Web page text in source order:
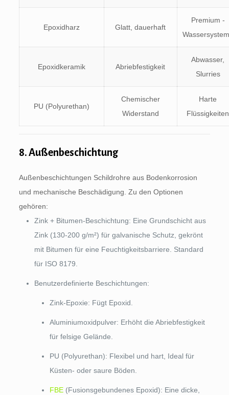
Epoxidharz Glatt, dauerhaft
Premium -
Epoxidkeramik Abriebfestigkeit
Abwasser,
Slurries
PU (Polyurethan)
Chemischer
Widerstand
Harte
Flüssigkeiten
8. Außenbeschichtung
Außenbeschichtungen Schildrohre aus Bodenkorrosion
und mechanische Beschädigung. Zu den Optionen
gehören:
Zink + Bitumen-Beschichtung: Eine Grundschicht aus
Zink (130-200 g/m²) für galvanische Schutz, gekrönt
mit Bitumen für eine Feuchtigkeitsbarriere. Standard
für ISO 8179.
Benutzerdefinierte Beschichtungen:
Zink-Epoxie: Fügt Epoxid.
Aluminiumoxidpulver: Erhöht die Abriebfestigkeit
für felsige Gelände.
PU (Polyurethan): Flexibel und hart, Ideal für
Küsten- oder saure Böden.
FBE(Fusionsgebundenes Epoxid): Eine dicke,